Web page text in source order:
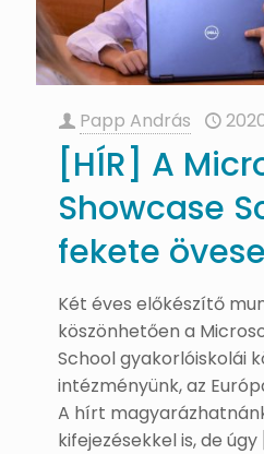
Papp András
[HÍR] A
Showcase
fekete
Két éves előkészítő
köszönhetően a
School gyakorlóiskolái
intézményünk, az
A hírt
kifejezésekkel is, de úgy